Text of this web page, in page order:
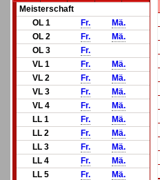
Meisterschaft
OL 1
Fr.
Mä.
OL 2
Fr.
Mä.
OL 3
Fr.
VL 1
Fr.
Mä.
VL 2
Fr.
Mä.
VL 3
Fr.
Mä.
VL 4
Fr.
Mä.
LL 1
Fr.
Mä.
LL 2
Fr.
Mä.
LL 3
Fr.
Mä.
LL 4
Fr.
Mä.
LL 5
Fr.
Mä.